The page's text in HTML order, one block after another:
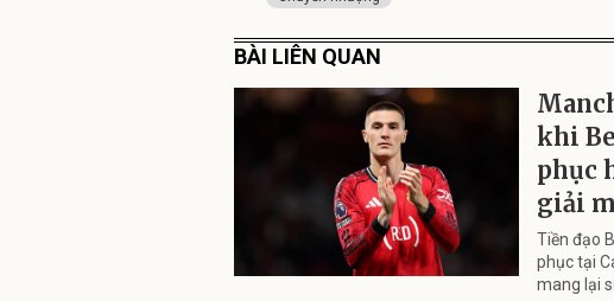
BÀI LIÊN QUAN
khi
phục
giải
Tiền đạo
phục tại
mang lại